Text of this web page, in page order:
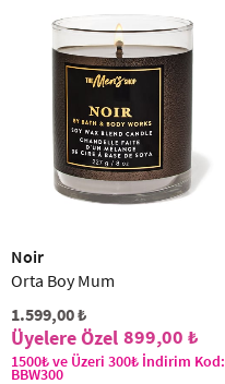
Noir
Orta Boy Mum
1.599,00 ₺
899,00 ₺
1500₺ ve Üzeri 300₺ İndirim Kod:
BBW300